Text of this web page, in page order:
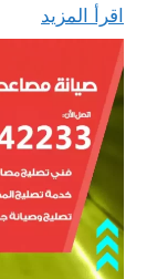
اقرأ المزيد